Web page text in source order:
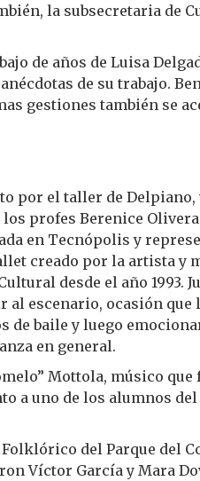
la subsecretaria de
de años de Luisa
de su trabajo.
gestiones también se
por el taller de
profes Berenice
en Tecnópolis y
creado por la artista y
desde el año 1993.
al escenario, ocasión
de baile y luego
en general.
Mottola, músico
a uno de los alumnos
del Parque del
Víctor García y Mara